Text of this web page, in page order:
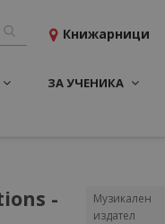
Книжарници
ЗА УЧЕНИКА
-
Повече
информация
Музикален
издател